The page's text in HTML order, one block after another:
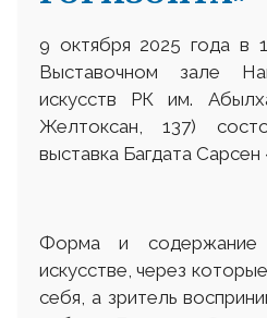
9 октября 2025 года в
Выставочном зале
искусств РК им.
Желтоксан, 137)
выставка Багдата
Форма и
искусстве, через
себя, а зритель